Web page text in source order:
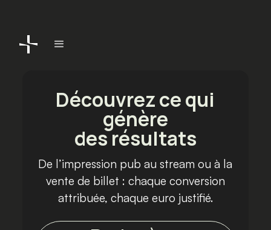
Découvrez ce qui
génère
des résultats
De l’impression pub au stream ou à la
vente de billet : chaque conversion
attribuée, chaque euro justifié.